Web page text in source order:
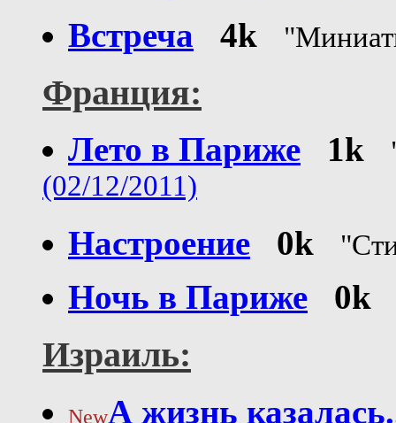
Встреча 4k
Франция:
Лето в Париже 1k
(02/12/2011)
Настроение
0k
Ночь в Париже 0k
Израиль:
NewА жизнь